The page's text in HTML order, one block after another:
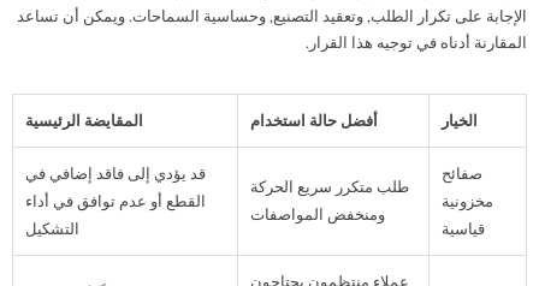
الإجابة على تكرار الطلب, وتعقيد التصنيع, وحساسية السماحات. ويمكن أن تساعد
المقارنة أدناه في توجيه هذا القرار.
الخيار أفضل حالة استخدام المقايضة الرئيسية
صفائح
مخزونية
قياسية
طلب متكرر سريع الحركة
ومنخفض المواصفات
قد يؤدي إلى فاقد إضافي في
القطع أو عدم توافق في أداء
التشكيل
عملاء منتظمون يحتاجون